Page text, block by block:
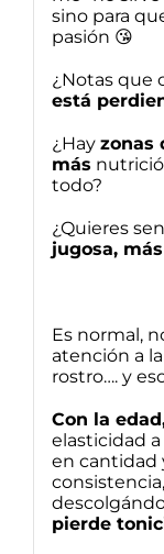
sino para
pasión 😘
¿Notas que
está
¿Hay zonas
más
todo?
¿Quieres
jugosa,
Es normal,
atención a
rostro…. y
Con la
elasticidad
en cantidad
pierde